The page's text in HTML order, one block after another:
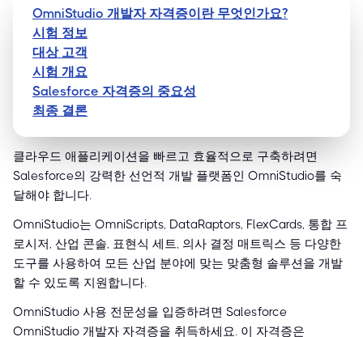
OmniStudio 개발자 자격증이란 무엇인가요?
시험 정보
대상 고객
시험 개요
Salesforce 자격증의 중요성
최종 결론
클라우드 애플리케이션을 빠르고 효율적으로 구축하려면
Salesforce의 강력한 선언적 개발 플랫폼인 OmniStudio를 숙
달해야 합니다.
OmniStudio는 OmniScripts, DataRaptors, FlexCards, 통합 프
로시저, 산업 콘솔, 표현식 세트, 의사 결정 매트릭스 등 다양한
도구를 사용하여 모든 산업 분야에 맞는 맞춤형 솔루션을 개발
할 수 있도록 지원합니다.
OmniStudio 사용 전문성을 입증하려면 Salesforce
OmniStudio 개발자 자격증을 취득하세요. 이 자격증은